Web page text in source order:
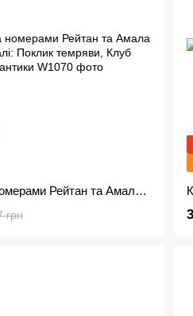
Картина за номерами Рейтан та Амала W1070 Калі: Поклик темряви, Клуб романтики
грн